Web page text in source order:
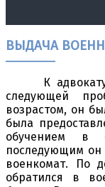
ВЫДАЧА
К адвокату
следующей
возрастом, он
была
обучением в
последующим он
военкомат. По
обратился в